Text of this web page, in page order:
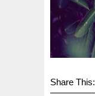
Share This: